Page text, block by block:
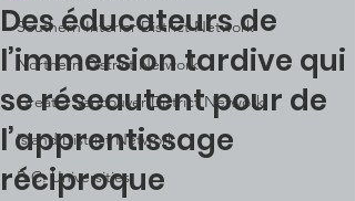
Southern Interior District Network
Northern District Network
Greater Vancouver District Network
Island District Network
B.C. Universities
Des éducateurs de
l’immersion tardive qui
se réseautent pour de
l’apprentissage
réciproque